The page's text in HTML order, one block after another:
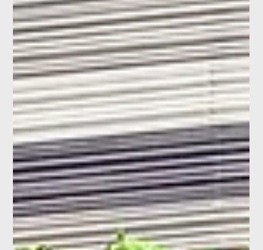
Brigitte Klefisch
21 oct. 2025
2 min de lecture
Nouveaux vols directs de Munich vers la Corse
À partir du 11 juin 2026, Air Corsica reliera Munich à Ajaccio
deux fois par semaine. Découvrez la Corse : plages, villages et
art de vivre méditerranéen.Descubre Córcega: playas, pueblos
y alegría de vivir mediterránea.